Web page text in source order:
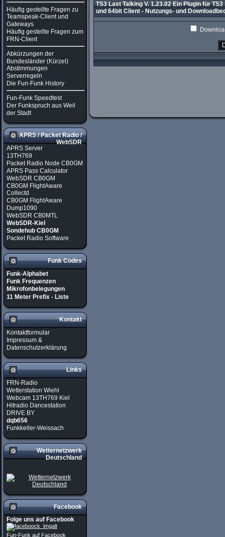
Häufig gestellte Fragen zu
Teamspeak-Client und
Gateways
Häufig gestellte Fragen zum
FRN-Client
Abkürzungen der
Bundesländer (Kürzel)
Abstimmungen
Serverregeln
Die Fun-Funk History
Fun-Funk Speedtest
Der Funkspruch aus Weil
der Stadt
APRS / Packet Radio /
WebSDR
APRS Server
13TH769
Packet Radio Node CB0GM
APRS Pass Calculator
WebSDR CB0GM
CB0GM FlightAware
Collectd
CB0GM FlightAware
Dump1090
WebSDR CB0MTL
WebSDR-Kiel
Sondehub CB0GM
Packet Radio Software
Funk Codes
Funk-Alphabet
Funk Frequenzen
Mikrofonbelegungen
11 Meter Prefix - Liste
Kontakt
Kontaktformular
Impressum &
Datenschutzerklärung
Links
FRN-Radio
Wetterstation Wiehl
Webcam 13TH769 Kiel
Hitradio Dancestation
DRIVE BY
dqb656
Funkkeller-Weissach
Wetternetzwerk
Deutschland
Facebook
Folge uns auf Facebook
Fun-Funk auf Facebook
TS3 Last Talking V. 1.23.02 Ein Plugin für
und 64bit Client - Nutzungs- und